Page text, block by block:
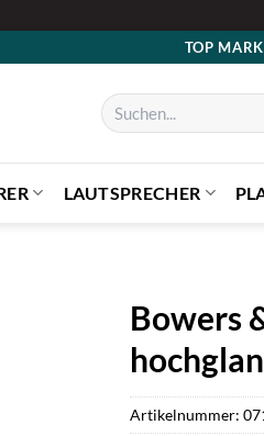
TOP
Suchen
nach:
LAUTSPRECHER
Bowers
Artikelnummer: